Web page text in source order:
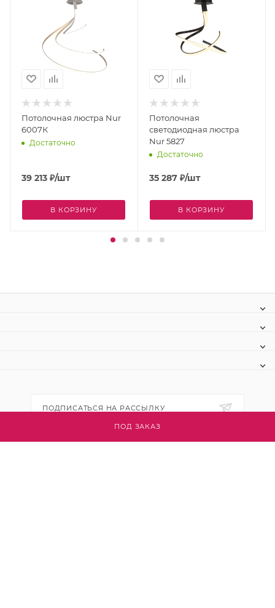
ПОД ЗАКАЗ
Потолочная люстра Nur
6007К
Достаточно
39 213 ₽/шт
В КОРЗИНУ
Потолочная
светодиодная люстра
Nur 5827
Достаточно
35 287 ₽/шт
В КОРЗИНУ
ПОДПИСАТЬСЯ НА РАССЫЛКУ